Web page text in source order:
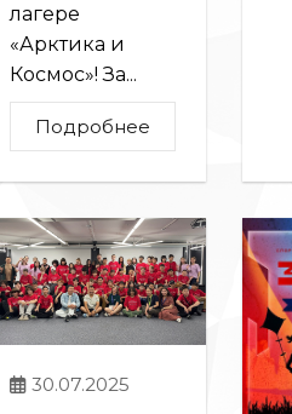
лагере
«Арктика и
Космос»! За...
Подробнее
30.07.2025